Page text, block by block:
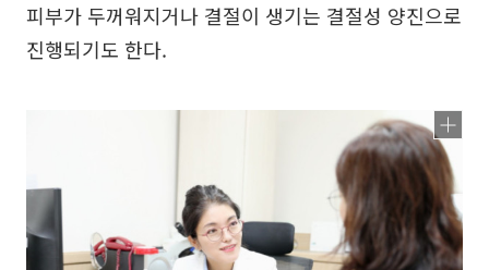
피부가 두꺼워지거나 결절이 생기는 결절성 양진으로
진행되기도 한다.